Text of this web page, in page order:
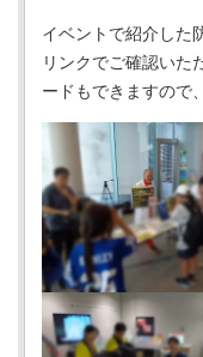
イベントで紹介した
リンクでご確認いた
ードもできますので